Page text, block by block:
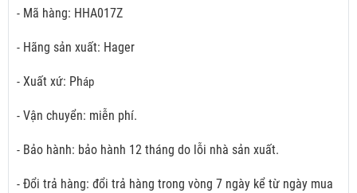
- Mã hàng: HHA017Z
- Hãng sản xuất: Hager
- Xuất xứ: Pháp
- Vận chuyển: miễn phí.
- Bảo hành: bảo hành 12 tháng do lỗi nhà sản xuất.
- Đổi trả hàng: đổi trả hàng trong vòng 7 ngày kể từ ngày mua